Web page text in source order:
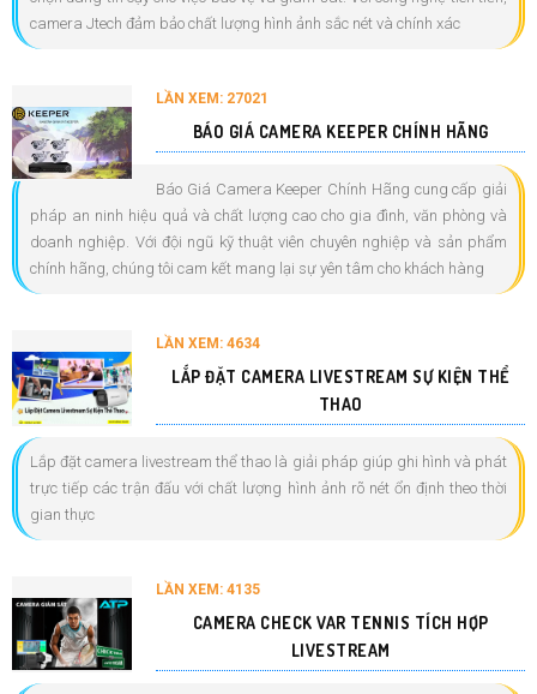
camera Jtech đảm bảo chất lượng hình ảnh sắc nét và chính xác
LẦN XEM: 27021
BÁO GIÁ CAMERA KEEPER CHÍNH HÃNG
Báo Giá Camera Keeper Chính Hãng cung cấp giải
pháp an ninh hiệu quả và chất lượng cao cho gia đình, văn phòng và
doanh nghiệp. Với đội ngũ kỹ thuật viên chuyên nghiệp và sản phẩm
chính hãng, chúng tôi cam kết mang lại sự yên tâm cho khách hàng
LẦN XEM: 4634
LẮP ĐẶT CAMERA LIVESTREAM SỰ KIỆN THỂ
THAO
Lắp đặt camera livestream thể thao là giải pháp giúp ghi hình và phát
trực tiếp các trận đấu với chất lượng hình ảnh rõ nét ổn định theo thời
gian thực
LẦN XEM: 4135
CAMERA CHECK VAR TENNIS TÍCH HỢP
LIVESTREAM